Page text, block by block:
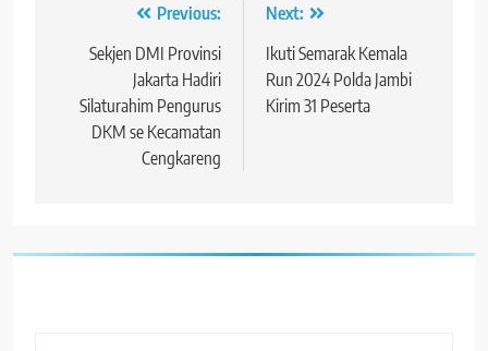
Navigasi
pos
Previous:
Sekjen DMI Provinsi
Jakarta Hadiri
Silaturahim Pengurus
DKM se Kecamatan
Cengkareng
Next:
Ikuti Semarak Kemala
Run 2024 Polda Jambi
Kirim 31 Peserta